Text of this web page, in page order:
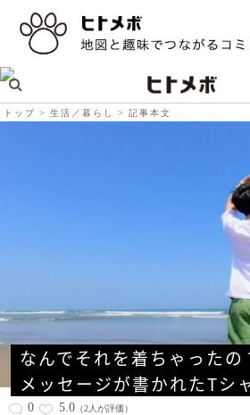
トップ 生活／暮らし 記事本文
なんでそれを着ちゃったの
メッセージが書かれたTシ
0 5.0 （2人が評価）